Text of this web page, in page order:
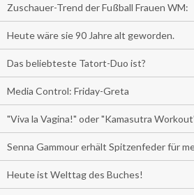
Zuschauer-Trend der Fußball Frauen WM:
Heute wäre sie 90 Jahre alt geworden.
Das beliebteste Tatort-Duo ist?
Media Control: Friday-Greta
"Viva la Vagina!" oder "Kamasutra
Senna Gammour erhält Spitzenfeder für
Heute ist Welttag des Buches!